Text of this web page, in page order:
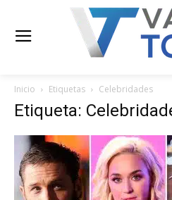
Inicio Etiquetas Celebridades
Etiqueta: